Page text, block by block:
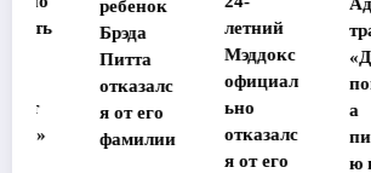
ребенок
Брэда
отказалс
я от его
фамилии
летний
Мэддокс
официал
отказалс
я от его
«Додо»
покинул
пиццери